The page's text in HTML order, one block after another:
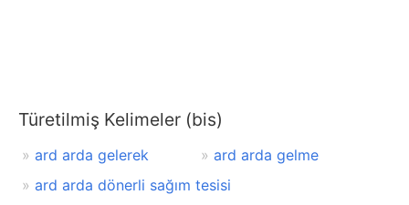
Türetilmiş Kelimeler (bis)
ard arda gelerek
ard arda gelme
ard arda dönerli sağım tesisi